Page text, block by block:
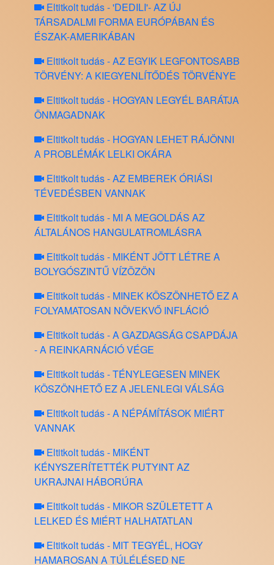
Eltitkolt tudás - 'DEDILI'- AZ ÚJ
TÁRSADALMI FORMA EURÓPÁBAN ÉS
ÉSZAK-AMERIKÁBAN
Eltitkolt tudás - AZ EGYIK LEGFONTOSABB
TÖRVÉNY: A KIEGYENLÍTŐDÉS TÖRVÉNYE
Eltitkolt tudás - HOGYAN LEGYÉL BARÁTJA
ÖNMAGADNAK
Eltitkolt tudás - HOGYAN LEHET RÁJÖNNI
A PROBLÉMÁK LELKI OKÁRA
Eltitkolt tudás - AZ EMBEREK ÓRIÁSI
TÉVEDÉSBEN VANNAK
Eltitkolt tudás - MI A MEGOLDÁS AZ
ÁLTALÁNOS HANGULATROMLÁSRA
Eltitkolt tudás - MIKÉNT JÖTT LÉTRE A
BOLYGÓSZINTŰ VÍZÖZÖN
Eltitkolt tudás - MINEK KÖSZÖNHETŐ EZ A
FOLYAMATOSAN NÖVEKVŐ INFLÁCIÓ
Eltitkolt tudás - A GAZDAGSÁG CSAPDÁJA
- A REINKARNÁCIÓ VÉGE
Eltitkolt tudás - TÉNYLEGESEN MINEK
KÖSZÖNHETŐ EZ A JELENLEGI VÁLSÁG
Eltitkolt tudás - A NÉPÁMÍTÁSOK MIÉRT
VANNAK
Eltitkolt tudás - MIKÉNT
KÉNYSZERÍTETTÉK PUTYINT AZ
UKRAJNAI HÁBORÚRA
Eltitkolt tudás - MIKOR SZÜLETETT A
LELKED ÉS MIÉRT HALHATATLAN
Eltitkolt tudás - MIT TEGYÉL, HOGY
HAMAROSAN A TÚLÉLÉSED NE